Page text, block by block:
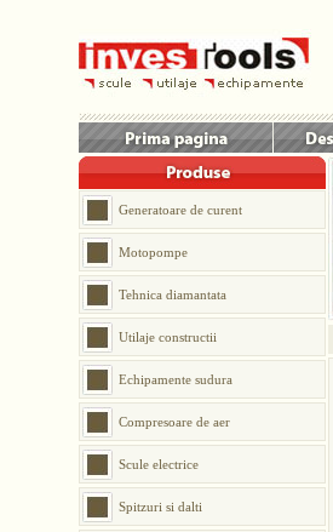
Generatoare de curent
Motopompe
Tehnica diamantata
Utilaje constructii
Echipamente sudura
Compresoare de aer
Scule electrice
Spitzuri si dalti